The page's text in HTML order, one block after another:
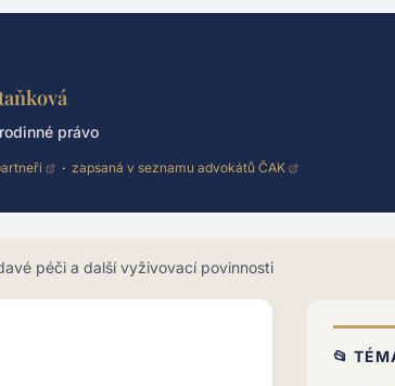
právo
· zapsaná v seznamu advokátů ČAK
péči a další vyživovací povinnosti
📂